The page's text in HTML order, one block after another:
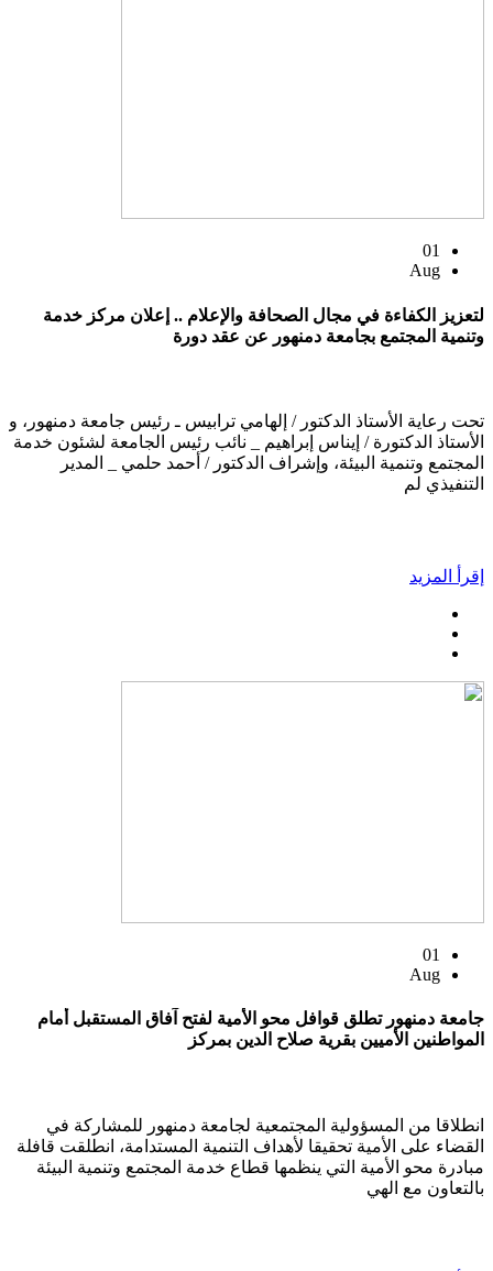
01
Aug
لتعزيز الكفاءة في مجال الصحافة والإعلام .. إعلان مركز خدمة
وتنمية المجتمع بجامعة دمنهور عن عقد دورة
تحت رعاية الأستاذ الدكتور / إلهامي ترابيس ـ رئيس جامعة دمنهور، و
الأستاذ الدكتورة / إيناس إبراهيم _ نائب رئيس الجامعة لشئون خدمة
المجتمع وتنمية البيئة، وإشراف الدكتور / أحمد حلمي _ المدير
التنفيذي لم
إقرأ المزيد
01
Aug
جامعة دمنهور تطلق قوافل محو الأمية لفتح آفاق المستقبل أمام
المواطنين الأميين بقرية صلاح الدين بمركز
انطلاقا من المسؤولية المجتمعية لجامعة دمنهور للمشاركة في
القضاء على الأمية تحقيقا لأهداف التنمية المستدامة، انطلقت قافلة
مبادرة محو الأمية التي ينظمها قطاع خدمة المجتمع وتنمية البيئة
بالتعاون مع الهي